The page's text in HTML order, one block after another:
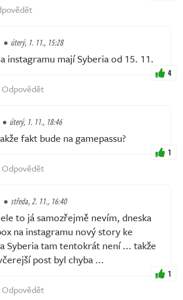
úterý, 1. 11., 15:28
instagramu mají Syberia od 15. 11.
4
Odpovědět
úterý, 1. 11., 18:46
fakt bude na gamepassu?
1
Odpovědět
středa, 2. 11., 16:40
to já samozřejmě nevím, dneska
na instagramu nový story ke
Syberia tam tentokrát není ... takže
post byl chyba ...
1
Odpovědět